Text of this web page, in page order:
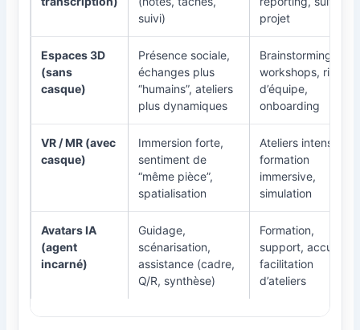
suivi)
projet
Espaces 3D
(sans
casque)
Présence sociale,
échanges plus
“humains”, ateliers
plus dynamiques
Brainstorming,
workshops, rituels
d’équipe,
onboarding
VR / MR (avec
casque)
Immersion forte,
sentiment de
“même pièce”,
spatialisation
Ateliers intensifs,
formation
immersive,
simulation
Avatars IA
(agent
incarné)
Guidage,
scénarisation,
assistance (cadre,
Q/R, synthèse)
Formation,
support, accueil,
facilitation
d’ateliers